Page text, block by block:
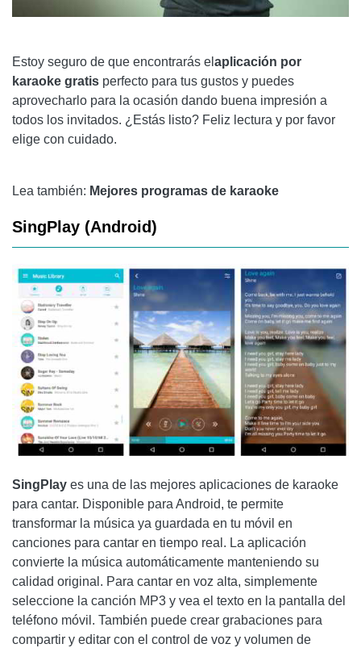
Estoy seguro de que encontrarás el aplicación por
karaoke gratis perfecto para tus gustos y puedes
aprovecharlo para la ocasión dando buena impresión a
todos los invitados. ¿Estás listo? Feliz lectura y por favor
elige con cuidado.
Lea también: Mejores programas de karaoke
SingPlay (Android)
SingPlay es una de las mejores aplicaciones de karaoke
para cantar. Disponible para Android, te permite
transformar la música ya guardada en tu móvil en
canciones para cantar en tiempo real. La aplicación
convierte la música automáticamente manteniendo su
calidad original. Para cantar en voz alta, simplemente
seleccione la canción MP3 y vea el texto en la pantalla del
teléfono móvil. También puede crear grabaciones para
compartir y editar con el control de voz y volumen de